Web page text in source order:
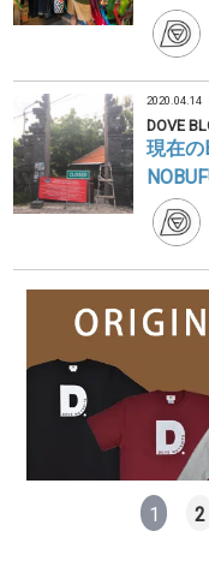
2020.04.14
DOVE
現在
1 2